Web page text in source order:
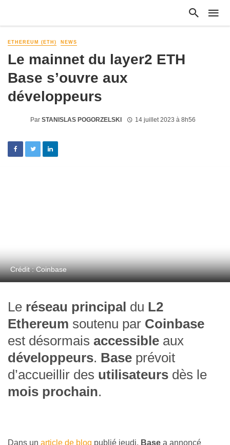
ETHEREUM (ETH) NEWS
Le mainnet du layer2 ETH
Base s’ouvre aux
développeurs
Par STANISLAS POGORZELSKI 14 juillet 2023 à 8h56
Crédit : Coinbase
Le réseau principal du L2
Ethereum soutenu par Coinbase
est désormais accessible aux
développeurs. Base prévoit
d’accueillir des utilisateurs dès le
mois prochain.
Dans un article de blog publié jeudi, Base a annoncé